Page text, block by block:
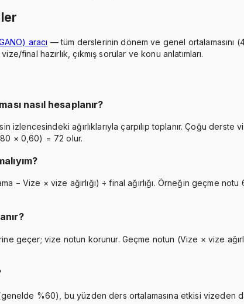
aracı — tüm derslerinin dönem ve genel ortalamasını
final hazırlık, çıkmış sorular ve konu anlatımları.
nasıl hesaplanır?
izlencesindeki ağırlıklarıyla çarpılıp toplanır. Çoğu
× 0,60) = 72 olur.
− Vize × vize ağırlığı) ÷ final ağırlığı. Örneğin geçme
geçer; vize notun korunur. Geçme notun (Vize × vize
(genelde %60), bu yüzden ders ortalamasına etkisi